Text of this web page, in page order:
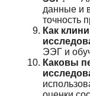
данные и
точность
Как
ЭЭГ и
Каковы